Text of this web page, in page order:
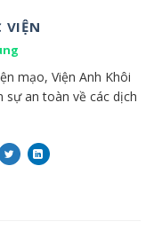
VIỆN
mạo, Viện Anh Khôi
sự an toàn về các dịch